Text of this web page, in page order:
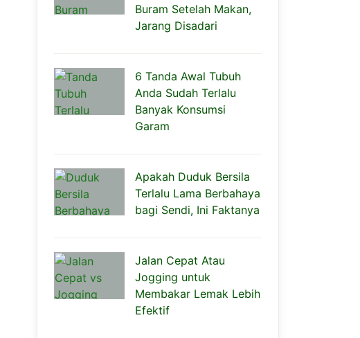
Buram Setelah Makan,
Jarang Disadari
6 Tanda Awal Tubuh
Anda Sudah Terlalu
Banyak Konsumsi
Garam
Apakah Duduk Bersila
Terlalu Lama Berbahaya
bagi Sendi, Ini Faktanya
Jalan Cepat Atau
Jogging untuk
Membakar Lemak Lebih
Efektif